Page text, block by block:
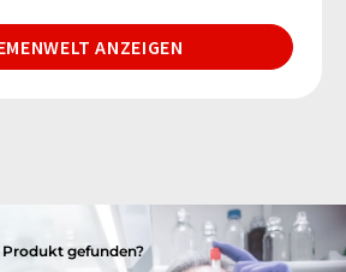
ANZEIGEN
gefunden?